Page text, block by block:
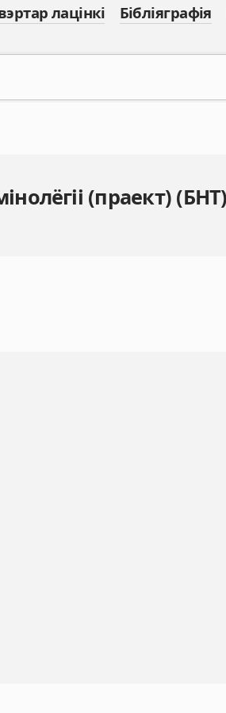
лацінкі Бібліяграфія
(праект) (БНТ)